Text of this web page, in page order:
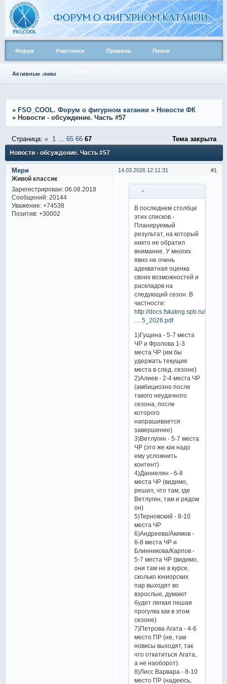
Форум Участники Правила Поиск
Активные темы
» FSO_COOL. Форум о фигурном катании » Новости ФК
» Новости - обсуждение. Часть #57
Новости - обсуждение. Часть #57
Страница: « 1 65 66 67 Тема закрыта
1
14.03.2026 12:11:31
Мери
Живой классик
Зарегистрирован: 06.08.2018
Сообщений:20144
Уважение: +74538
Позитив: +30002
+
В последнем столбце
этих списков -
Планируемый
результат, на который
никто не обратил
внимание. У многих
явно не очень
адекватная оценка
своих возможностей и
раскладов на
следующий сезон. В
частности:
http://docs.fskating.spb.ru/
… 5_2026.pdf
1)Гущина - 5-7 места
ЧР и Фролова 1-3
места ЧР (им бы
удержать текущие
места в след. сезоне)
2)Алиев - 2-4 места ЧР
(амбициозно после
такого неудачного
сезона, после
которого
напрашивается
завершение)
3)Ветлугин - 5-7 места
ЧР (это же как надо
ему усложнить
контент)
4)Даниелян - 6-8
места ЧР (видимо,
решил, что там, где
Ветлугин, там и рядом
он)
5)Терновский - 8-10
места ЧР
6)Андреева/Акимов -
6-8 места ЧР и
Блинникова/Карпов -
5-7 места ЧР (видимо,
они там не в курсе,
сколько юниорских
пар выходят во
взрослые, думают
будет легкая пешая
прогулка как в этом
сезоне)
7)Петрова Агата - 4-6
место ПР (не, там
новисы выходят, так
что откатиться Агата,
а не наоборот).
8)Лисс Варвара - 8-10
место ПР (надеюсь,